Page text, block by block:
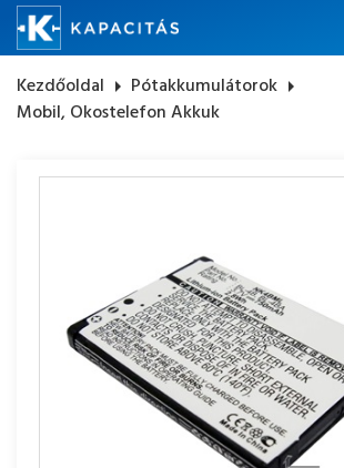
Kezdőoldal arrow_right Pótakkumulátorok arrow_right
Mobil, Okostelefon Akkuk